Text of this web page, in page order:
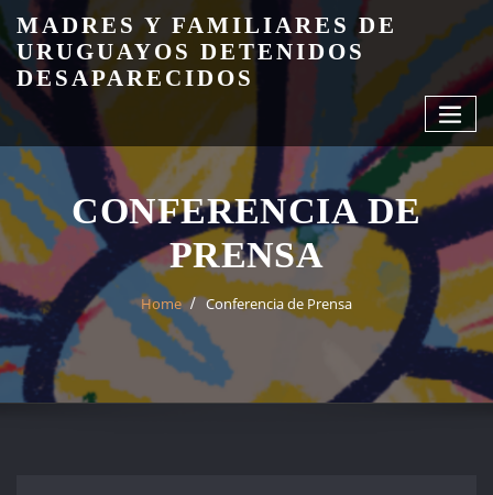
Skip
to
content
MADRES Y FAMILIARES DE
URUGUAYOS DETENIDOS
DESAPARECIDOS
CONFERENCIA DE
PRENSA
Home Conferencia de Prensa